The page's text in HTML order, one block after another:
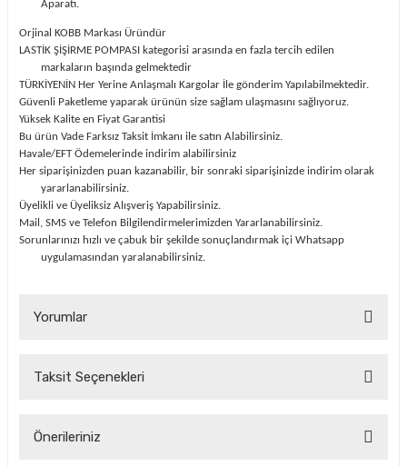
Aparatı.
Orjinal KOBB Markası Üründür
LASTİK ŞİŞİRME POMPASI kategorisi arasında en fazla tercih edilen
markaların başında gelmektedir
TÜRKİYENİN Her Yerine Anlaşmalı Kargolar İle gönderim Yapılabilmektedir.
Güvenli Paketleme yaparak ürünün size sağlam ulaşmasını sağlıyoruz.
Yüksek Kalite en Fiyat Garantisi
Bu ürün Vade Farksız Taksit İmkanı ile satın Alabilirsiniz.
Havale/EFT Ödemelerinde indirim alabilirsiniz
Her siparişinizden puan kazanabilir, bir sonraki siparişinizde indirim olarak
yararlanabilirsiniz.
Üyelikli ve Üyeliksiz Alışveriş Yapabilirsiniz.
Mail, SMS ve Telefon Bilgilendirmelerimizden Yararlanabilirsiniz.
Sorunlarınızı hızlı ve çabuk bir şekilde sonuçlandırmak içi Whatsapp
uygulamasından yaralanabilirsiniz.
Yorumlar
Taksit Seçenekleri
Önerileriniz